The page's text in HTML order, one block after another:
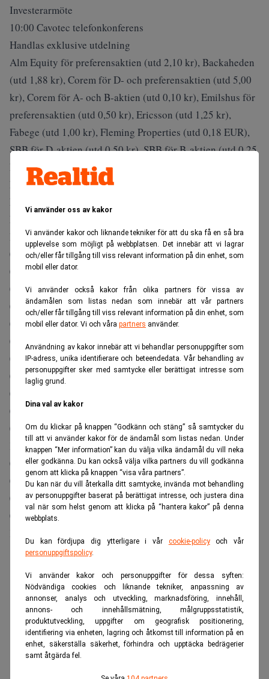
Vi använder oss av kakor
Vi använder kakor och liknande tekniker för att du ska få en så bra
upplevelse som möjligt på webbplatsen. Det innebär att vi lagrar
och/eller får tillgång till viss relevant information på din enhet, som
mobil eller dator.
Vi använder också kakor från olika partners för vissa av
ändamålen som listas nedan som innebär att vår partners
och/eller får tillgång till viss relevant information på din enhet, som
mobil eller dator. Vi och våra partners använder.
Användning av kakor innebär att vi behandlar personuppgifter som
IP-adress, unika identifierare och beteendedata. Vår behandling av
personuppgifter sker med samtycke eller berättigat intresse som
laglig grund.
Dina val av kakor
Om du klickar på knappen “Godkänn och stäng” så samtycker du
till att vi använder kakor för de ändamål som listas nedan. Under
knappen “Mer information” kan du välja vilka ändamål du vill neka
eller godkänna. Du kan också välja vilka partners du vill godkänna
genom att klicka på knappen “visa våra partners”.
Du kan när du vill återkalla ditt samtycke, invända mot behandling
av personuppgifter baserat på berättigat intresse, och justera dina
val när som helst genom att klicka på “hantera kakor” på denna
webbplats.
Du kan fördjupa dig ytterligare i vår cookie-policyoch vår
personuppgiftspolicy.
Vi använder kakor och personuppgifter för dessa syften:
Nödvändiga cookies och liknande tekniker, anpassning av
annonser, analys och utveckling, marknadsföring, innehåll,
annons- och innehållsmätning, målgruppsstatistik,
produktutveckling, uppgifter om geografisk positionering,
identifiering via enheten, lagring och åtkomst till information på en
enhet, säkerställa säkerhet, förhindra och upptäcka bedrägerier
samt åtgärda fel.
Investerarmöte
10:00 Cavotec telefonkonferens
Handlas exklusive utdelning
Alm Equity för preferensaktien (utd 2,10 kr), Backaheden
(utd 1,88 kr), Corem för D- och preferensaktien (utd 5,00
kr), Corem för A- och B-aktien (utd 0,10 kr), Emilshus för
preferensaktien (utd 0,50 kr), Ericsson (utd 1,25 kr),
Fabege (utd 1,00 kr), Fleming Properties (utd 0,18 EUR),
SBB för D-aktien (utd 0,50 kr), SBB för B-aktien (utd 0,25
kr), Sagax för D-aktien (utd 0,50 kr), Skanska (utd 10,00
kr), Svenska Nyttobostäder för preferensaktien (utd 1,25
kr)
MAKRO
Belgien KPI
01:01 Storbritannien BRC butiksprisindex
01:50 Japan detaljhandelsförsäljning
03:30 Federal Reserve tal av Bostic
06:30 Nederländerna företagens förtroende
07:00 Estland detaljhandelsförsäljning
08:00 Danmark konjunkturbarometer
08:00 Sverige detaljhandelsförsäljning
09:00 Schweiz Kof-indikator
09:00 Spanien KPI preliminär
09:00 Sverige ESV månadsutfall
09:00 Sverige konjunkturbarometer från
Konjunkturinstitutet
09:00 Thailand räntebesked
09:00 Turkiet ekonomiskt förtroende
09:00 Österrike PPI
09:15 Sverige konjunkturprognos från
10:00 ECB-tal av Kazimir
11:00 EMU, konjunkturbarometer
11:00 EMU, konsumentförtroende reviderad
11:00 Italien, PPI
13:00 Sverige vattenmagasin
13:00 USA, ansökan om bolån
14:00 Mexiko arbetslöshet